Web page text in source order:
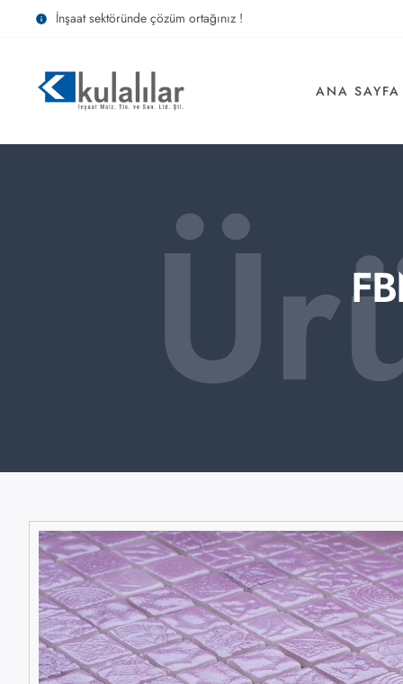
İnşaat sektöründe çözüm ortağınız !
ANA SAYFA